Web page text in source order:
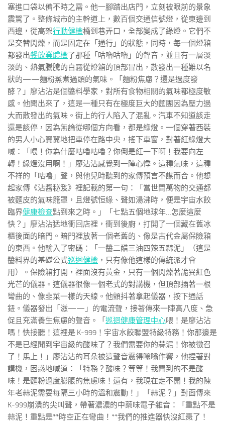
塞進口袋以備不時之需。他一腳踏出店門，立刻被眼前的景象
震驚了。整條城市的主幹道上，數百個交通信號燈，從東邊到
西邊，從高架行動健檢橋到巷弄口，全部變成了綠燈。它們不
是交替閃爍，而是固定在「通行」的狀態，同時，每一個燈箱
都發出餐飲業體檢了那種「咕嚕咕嚕」的聲音，並且有一層淡
淡的、熱氣騰騰的白霧從燈箱的頂部冒出，散發出一種難以名
狀的——麵粉蒸煮過頭的氣味。「麵粉焦慮？還是過度發
酵？」廖沾沾是個醬料學家，對所有食物相關的氣味都極度敏
感。他聞出來了，這是一種只有在極度巨大的麵團因為壓力過
大而散發出的氣味。街上的行人陷入了混亂。汽車不知道該走
還是該停，因為無論從哪個方向看，都是綠燈。一個穿著西裝
的男人小心翼翼地把車停在路中央，搖下車窗，對著紅綠燈大
喊：「喂！你為什麼咕嚕咕嚕？你倒是紅一下啊！我要向左
轉！綠燈沒用啊！」廖沾沾感覺到一陣心悸。這種氣味，這種
不祥的「咕嚕」聲，與他兒時聽到的家傳預言不謀而合。他想
起家傳《沾醬秘笈》裡記載的第一句：「當世間萬物的交通都
被麵皮的氣味籠罩，且燈號恒綠、聲如湯沸時，便是宇宙水餃
臨界健康檢查點到來之時。」「七點五個地球年…怎麼這麼
快？」廖沾沾猛地衝回店裡，衝到後廚，打開了一個藏在舊冰
櫃後面的暗門。暗門裡放著一個老舊的、像是古代金屬保險箱
的東西。他輸入了密碼：「一醬二醋三油四辣五蒜泥」（這是
醬料界的基礎公式巡迴健檢 ，只有像他這樣的傳統派才會
用）。保險箱打開，裡面沒有黃金，只有一個閃爍著詭異紅色
光芒的儀器。這儀器很像一個老式的對講機，但頂部插著一根
彎曲的、像韭菜一樣的天線。他顫抖著拿起儀器，按下通話
鈕。儀器發出「滋——」的電流聲，接著傳來一陣高八度、急
促且充滿養生焦慮的聲音。「 巡迴健康管理中心喂！是廖沾沾
嗎！快接聽！這裡是 K-999！宇宙水餃聯盟特級特務！你那邊是
不是已經聞到宇宙級的酸味了？我們需要你的蒜泥！你被徵召
了！馬上！」廖沾沾的耳朵被這聲音震得嗡嗡作響，他捏著對
講機，困惑地喊道：「特務？酸味？等等！我聞到的不是酸
味！是麵粉過度膨脹的焦慮味！還有，我現在走不開！我的陳
年老蒜泥需要每隔三小時的溫和震動！」「蒜泥？」對面傳來
K-999崩潰的尖叫聲，帶著濃濃的中藥味電子雜音：「重點不是
蒜泥！重點是**時空正在彎曲！**我們的推進器快沒紅棗了！